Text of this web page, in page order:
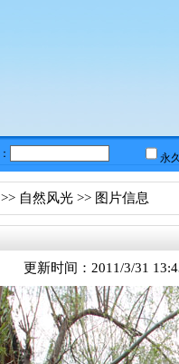
>> 自然风光 >> 图片信息
更新时间：2011/3/31